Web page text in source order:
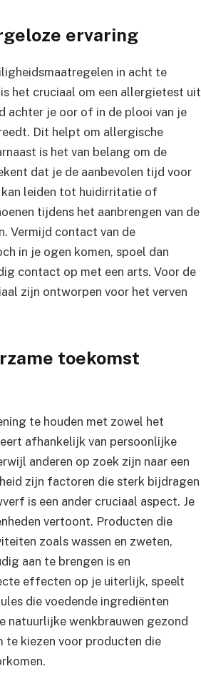
ervaring
in acht te
het cruciaal om een allergietest uit
achter je oor of in de plooi van je
Dit helpt om allergische
is het van belang om de
dat je de aanbevolen tijd voor
leiden tot huidirritatie of
tijdens het aanbrengen van de
Vermijd contact van de
in je ogen komen, spoel dan
contact op met een arts. Voor de
zijn ontworpen voor het verven
toekomst
te houden met zowel het
afhankelijk van persoonlijke
anderen op zoek zijn naar een
zijn factoren die sterk bijdragen
is een ander cruciaal aspect. Je
vertoont. Producten die
zoals wassen en zweten,
aan te brengen is en
effecten op je uiterlijk, speelt
die voedende ingrediënten
natuurlijke wenkbrauwen gezond
te kiezen voor producten die